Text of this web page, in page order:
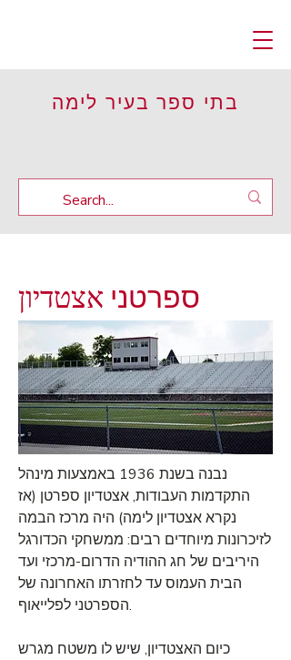
בתי ספר בעיר לימה
ספרטני אצטדיון
נבנה בשנת 1936 באמצעות מינהל
התקדמות העבודות, אצטדיון ספרטן (אז
נקרא אצטדיון לימה) היה מרכז הבמה
לזיכרונות מיוחדים רבים: ממשחקי הכדורגל
היריבים של חג ההודיה הדרום-מרכזי ועד
הבית העמוס עד לחזרתו האחרונה של
הספרטני לפלייאוף.
כיום האצטדיון, שיש לו משטח מגרש